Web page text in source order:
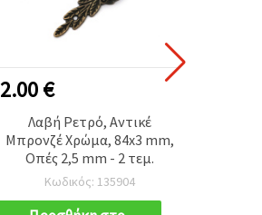
2.00 €
Λαβή Ρετρό, Αντικέ
Μπρονζέ Χρώμα, 84x3 mm,
Οπές 2,5 mm - 2 τεμ.
Κωδικός: 135904